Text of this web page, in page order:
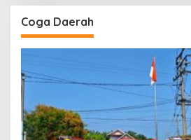
Coga Daerah